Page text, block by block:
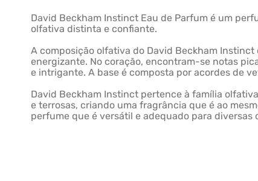
David Beckham Instinct Eau de Parfum é um
olfativa distinta e confiante.
A composição olfativa do David Beckham
energizante. No coração, encontram-se notas
e intrigante. A base é composta por acordes de
David Beckham Instinct pertence à família
e terrosas, criando uma fragrância que é ao
perfume que é versátil e adequado para diversas